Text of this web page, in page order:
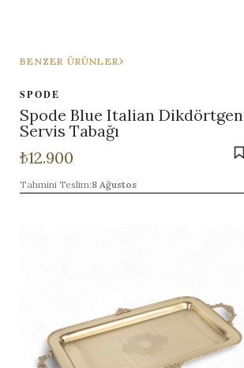
BENZER ÜRÜNLER
SPODE
Spode Blue Italian Dikdörtgen
Servis Tabağı
₺12.900
Tahmini Teslim:8 Ağustos